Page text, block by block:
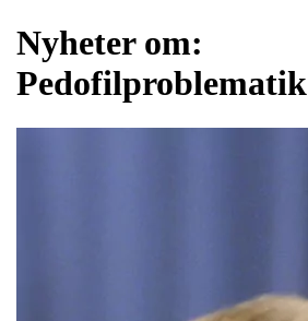
Nyheter om:
Pedofilproblematik